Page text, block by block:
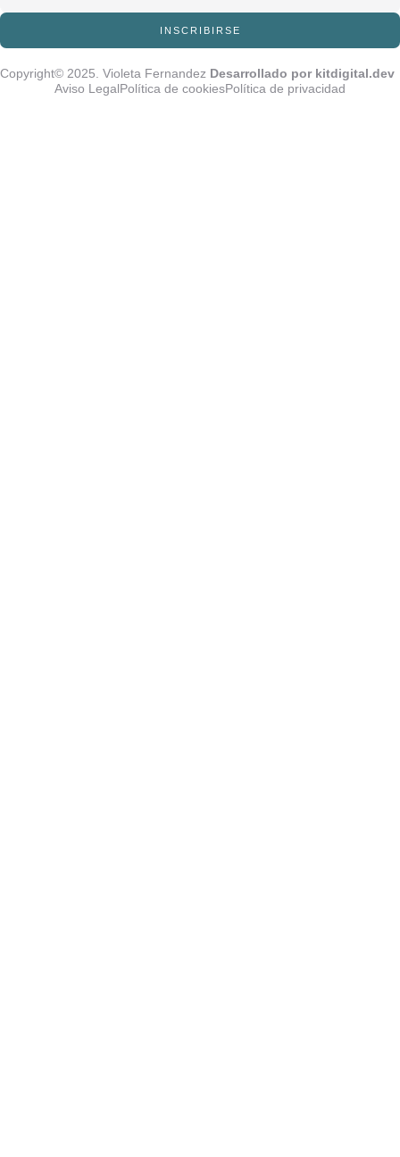
INSCRIBIRSE
Copyright© 2025. Violeta Fernandez Desarrollado por kitdigital.dev
Aviso LegalPolítica de cookiesPolítica de privacidad